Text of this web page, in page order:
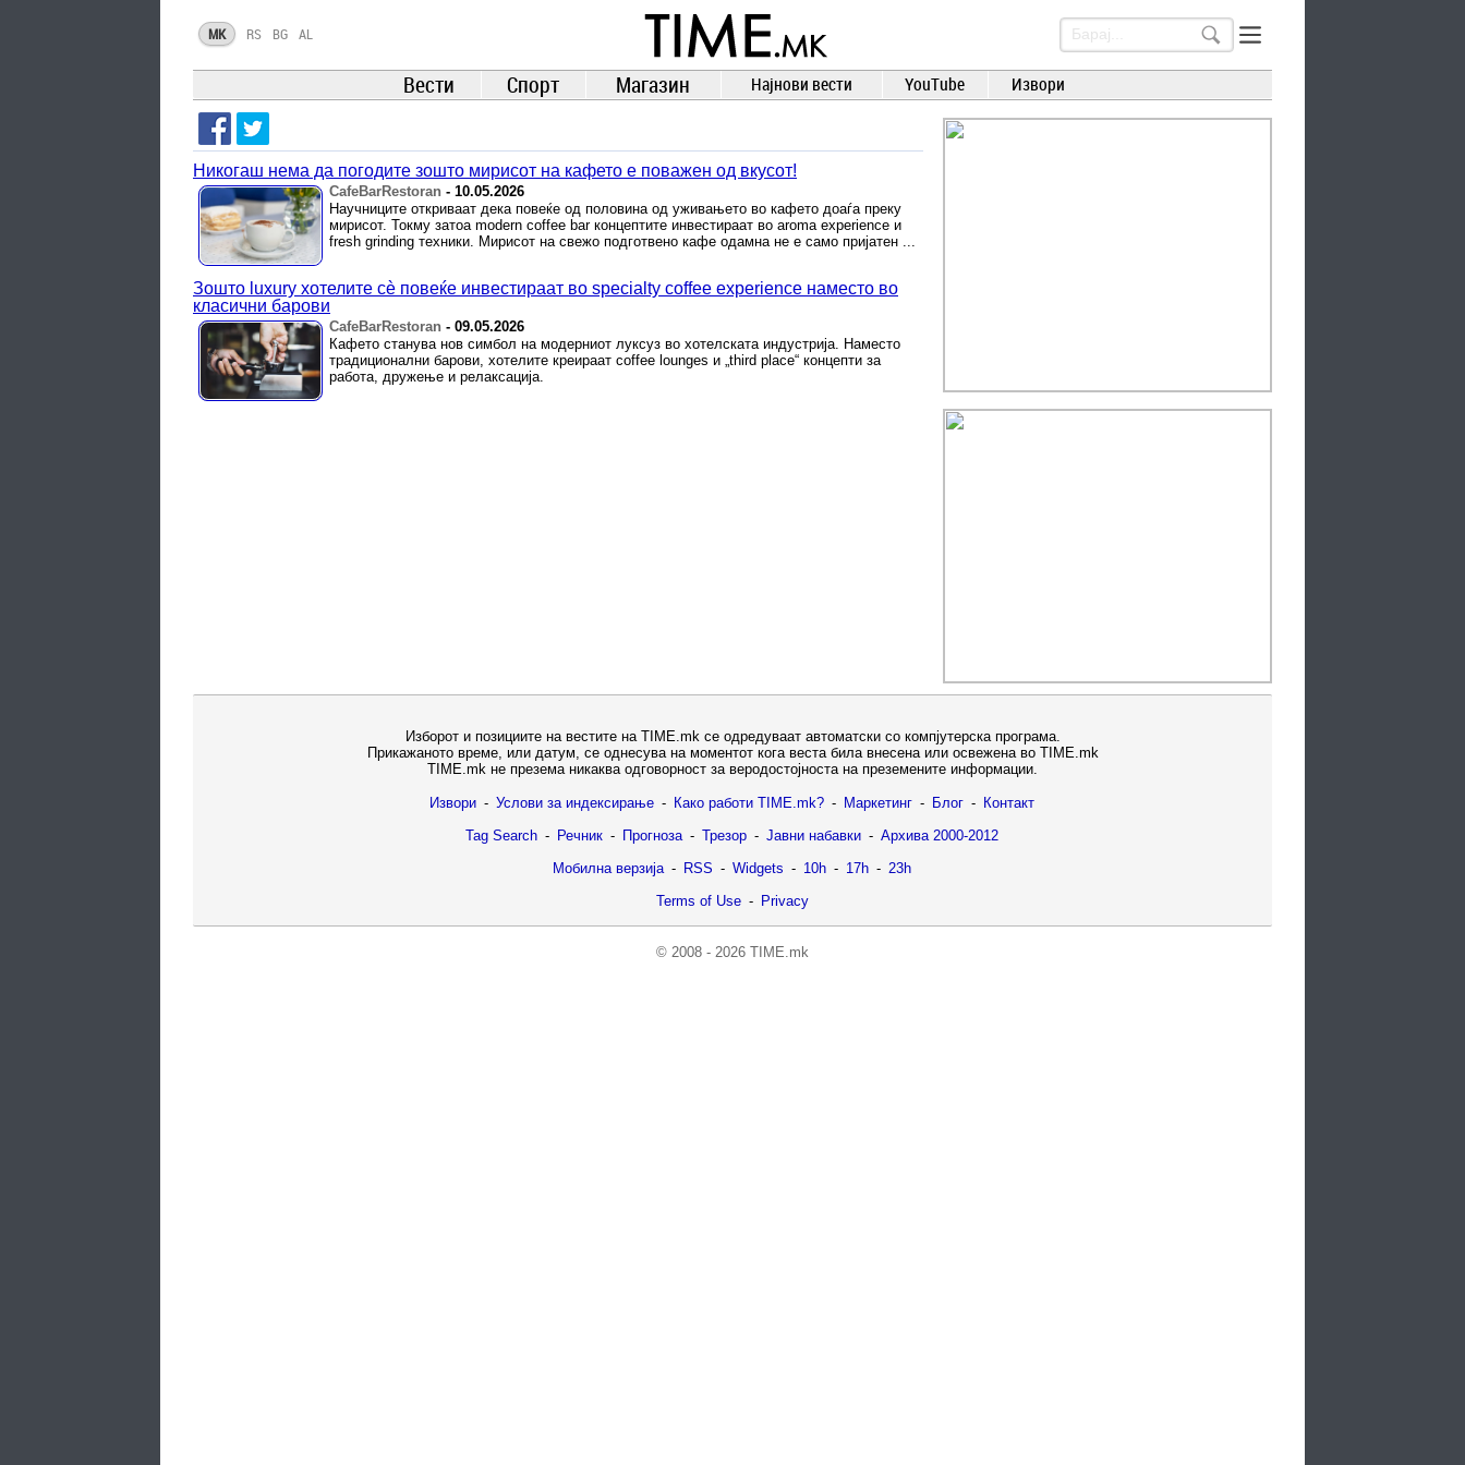
TIME.mk
ВЕСТИ
NEWS
MK RS BG AL
Вести Спорт Магазин Најнови вести YouTube Извори
Никогаш нема да погодите зошто мирисот на кафето е поважен од вкусот!
CafeBarRestoran - 10.05.2026
Научниците откриваат дека повеќе од половина од уживањето во кафето доаѓа преку
мирисот. Токму затоа modern coffee bar концептите инвестираат во aroma experience и
fresh grinding техники. Мирисот на свежо подготвено кафе одамна не е само пријатен ...
Зошто luxury хотелите сè повеќе инвестираат во specialty coffee experience наместо во
класични барови
CafeBarRestoran - 09.05.2026
Кафето станува нов симбол на модерниот луксуз во хотелската индустрија. Наместо
традиционални барови, хотелите креираат coffee lounges и „third place“ концепти за
работа, дружење и релаксација.
Изборот и позициите на вестите на TIME.mk се одредуваат автоматски со компјутерска програма.
Прикажаното време, или датум, се однесува на моментот кога веста била внесена или освежена во TIME.mk
TIME.mk не презема никаква одговорност за веродостојноста на преземените информации.
Извори - Услови за индексирање - Како работи TIME.mk? - Маркетинг - Блог - Контакт
Tag Search - Речник - Прогноза - Трезор - Јавни набавки - Архива 2000-2012
Мобилна верзија - RSS - Widgets - 10h - 17h - 23h
Terms of Use - Privacy
© 2008 - 2026 TIME.mk